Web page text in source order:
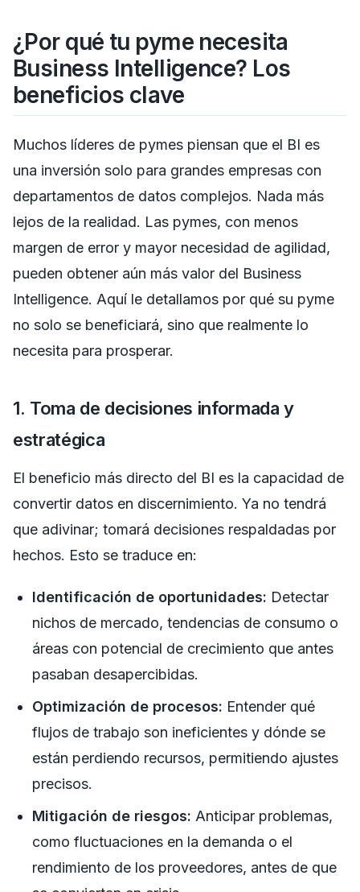
¿Por qué tu pyme necesita
Business Intelligence? Los
beneficios clave
Muchos líderes de pymes piensan que el BI es
una inversión solo para grandes empresas con
departamentos de datos complejos. Nada más
lejos de la realidad. Las pymes, con menos
margen de error y mayor necesidad de agilidad,
pueden obtener aún más valor del Business
Intelligence. Aquí le detallamos por qué su pyme
no solo se beneficiará, sino que realmente lo
necesita para prosperar.
1. Toma de decisiones informada y
estratégica
El beneficio más directo del BI es la capacidad de
convertir datos en discernimiento. Ya no tendrá
que adivinar; tomará decisiones respaldadas por
hechos. Esto se traduce en:
Identificación de oportunidades: Detectar
nichos de mercado, tendencias de consumo o
áreas con potencial de crecimiento que antes
pasaban desapercibidas.
Optimización de procesos: Entender qué
flujos de trabajo son ineficientes y dónde se
están perdiendo recursos, permitiendo ajustes
precisos.
Mitigación de riesgos: Anticipar problemas,
como fluctuaciones en la demanda o el
rendimiento de los proveedores, antes de que